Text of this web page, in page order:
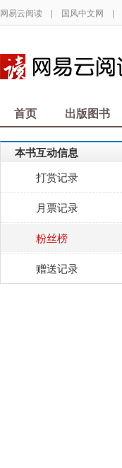
网易云阅读 | 国风中文网 |
首页 出版图书
本书互动信息
打赏记录
月票记录
粉丝榜
赠送记录